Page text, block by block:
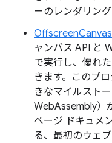
ーのレンダリン
OffscreenCanvas
ャンバス API と
で実行し、優れ
きます。このプ
きなマイルスト
WebAssembly）
ページ ドキュメ
る、最初のウェブ